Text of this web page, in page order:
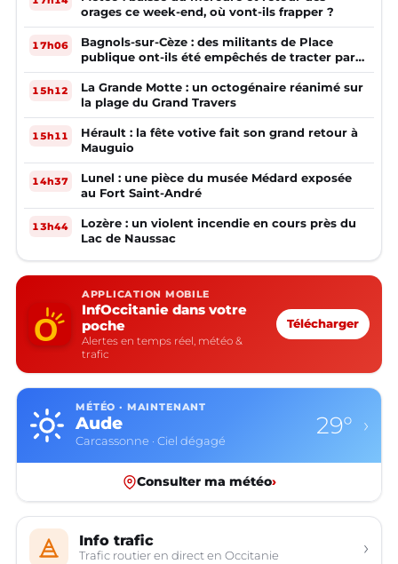
orages ce week-end, où vont-ils frapper ?
17h06
Bagnols-sur-Cèze : des militants de Place
publique ont-ils été empêchés de tracter par
la mairie ?
15h12
La Grande Motte : un octogénaire réanimé sur
la plage du Grand Travers
15h11
Hérault : la fête votive fait son grand retour à
Mauguio
14h37
Lunel : une pièce du musée Médard exposée
au Fort Saint-André
13h44
Lozère : un violent incendie en cours près du
Lac de Naussac
APPLICATION MOBILE
InfOccitanie dans votre
poche
Alertes en temps réel, météo &
trafic
Télécharger
MÉTÉO · MAINTENANT
Aude
Carcassonne · Ciel dégagé
29° ›
Consulter ma météo›
Info trafic
Trafic routier en direct en Occitanie ›